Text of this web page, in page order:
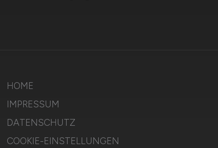
HOME
IMPRESSUM
DATENSCHUTZ
COOKIE-EINSTELLUNGEN